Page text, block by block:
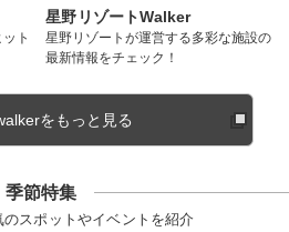
ト
星野リゾートWalker
星野リゾートが運営する多彩な施設の
最新情報をチェック！
をもっと見る
季節特集
スポットやイベントを紹介